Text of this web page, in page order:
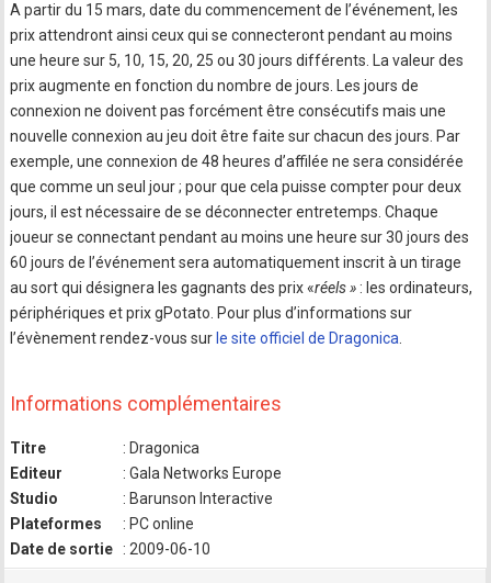
A partir du 15 mars, date du commencement de l’événement, les
prix attendront ainsi ceux qui se connecteront pendant au moins
une heure sur 5, 10, 15, 20, 25 ou 30 jours différents. La valeur des
prix augmente en fonction du nombre de jours. Les jours de
connexion ne doivent pas forcément être consécutifs mais une
nouvelle connexion au jeu doit être faite sur chacun des jours. Par
exemple, une connexion de 48 heures d’affilée ne sera considérée
que comme un seul jour ; pour que cela puisse compter pour deux
jours, il est nécessaire de se déconnecter entretemps. Chaque
joueur se connectant pendant au moins une heure sur 30 jours des
60 jours de l’événement sera automatiquement inscrit à un tirage
au sort qui désignera les gagnants des prix «réels » : les ordinateurs,
périphériques et prix gPotato. Pour plus d’informations sur
l’évènement rendez-vous sur le site officiel de Dragonica
Informations complémentaires
Titre
: Dragonica
Editeur
: Gala Networks Europe
Studio
: Barunson Interactive
Plateformes
: PC online
Date de sortie
: 2009-06-10